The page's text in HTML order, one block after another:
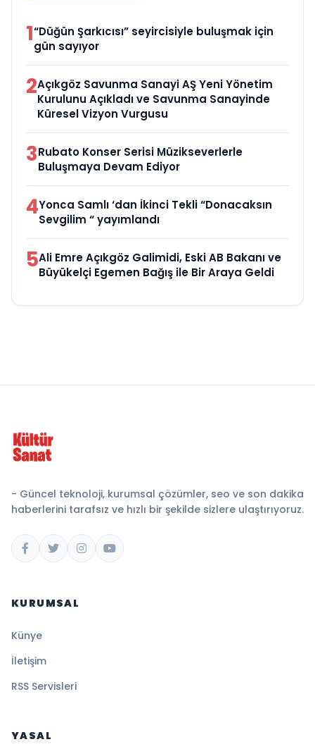
1“Düğün Şarkıcısı” seyircisiyle buluşmak için
gün sayıyor
2Açıkgöz Savunma Sanayi AŞ Yeni Yönetim
Kurulunu Açıkladı ve Savunma Sanayinde
Küresel Vizyon Vurgusu
3Rubato Konser Serisi Müzikseverlerle
Buluşmaya Devam Ediyor
4Yonca Samlı ‘dan İkinci Tekli “Donacaksın
Sevgilim “ yayımlandı
5Ali Emre Açıkgöz Galimidi, Eski AB Bakanı ve
Büyükelçi Egemen Bağış ile Bir Araya Geldi
- Güncel teknoloji, kurumsal çözümler, seo ve son dakika
haberlerini tarafsız ve hızlı bir şekilde sizlere ulaştırıyoruz.
KURUMSAL
Künye
İletişim
RSS Servisleri
YASAL